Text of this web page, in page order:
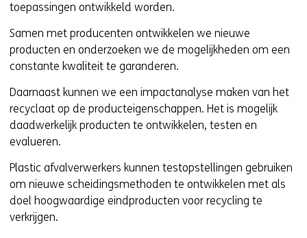
toepassingen ontwikkeld worden.
Samen met producenten ontwikkelen we nieuwe
producten en onderzoeken we de mogelijkheden om een
constante kwaliteit te garanderen.
Daarnaast kunnen we een impactanalyse maken van het
recyclaat op de producteigenschappen. Het is mogelijk
daadwerkelijk producten te ontwikkelen, testen en
evalueren.
Plastic afvalverwerkers kunnen testopstellingen gebruiken
om nieuwe scheidingsmethoden te ontwikkelen met als
doel hoogwaardige eindproducten voor recycling te
verkrijgen.